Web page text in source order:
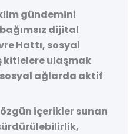
gündemini
dijital
Hattı, sosyal
kitlelere ulaşmak
ağlarda aktif
içerikler sunan